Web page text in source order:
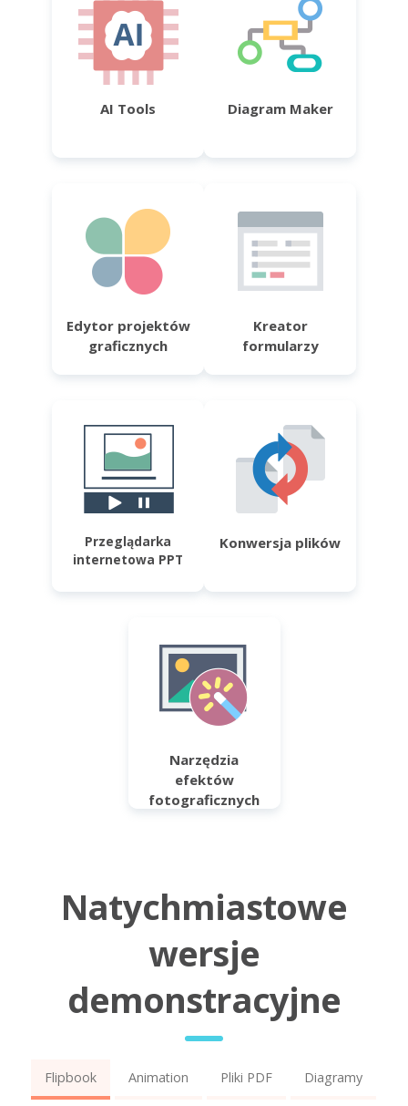
AI Tools Diagram Maker
Edytor projektów
graficznych
Kreator
formularzy
Przeglądarka
internetowa PPT
Konwersja plików
Narzędzia
efektów
fotograficznych
Natychmiastowe
wersje
demonstracyjne
Flipbook Animation Pliki PDF Diagramy